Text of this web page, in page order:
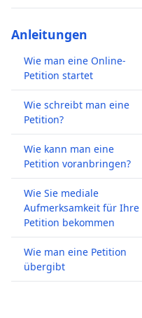
Anleitungen
Wie man eine Online-
Petition startet
Wie schreibt man eine
Petition?
Wie kann man eine
Petition voranbringen?
Wie Sie mediale
Aufmerksamkeit für Ihre
Petition bekommen
Wie man eine Petition
übergibt